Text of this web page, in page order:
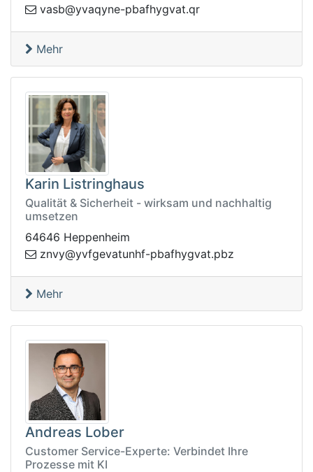
rq.tavgyhfabp-enyqavy@b
sav
Mehr
Karin Listringhaus
Qualität & Sicherheit - wirksam und nachhaltig
umsetzen
64646 Heppenheim
zbp.tavgyhfabp-f
hnutavegfvy@yvnz
Mehr
Andreas Lober
Customer Service-Experte: Verbindet Ihre
Prozesse mit KI